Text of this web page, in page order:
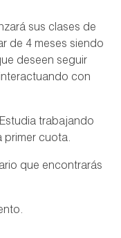
sus clases de
de 4 meses siendo
deseen seguir
con
trabajando
primer cuota.
que encontrarás